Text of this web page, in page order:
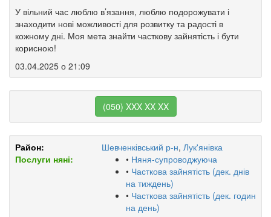
У вільний час люблю в’язання, люблю подорожувати і
знаходити нові можливості для розвитку та радості в
кожному дні. Моя мета знайти часткову зайнятість і бути
корисною!
03.04.2025 о 21:09
(050) XXX XX XX
Район: Шевченківський р-н, Лук'янівка
Послуги няні:
• Няня-супроводжуюча
• Часткова зайнятість (дек. днів
на тиждень)
• Часткова зайнятість (дек. годин
на день)